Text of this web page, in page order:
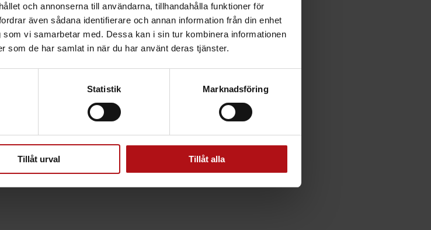
och annonserna till användarna, tillhandahålla funktioner för
även sådana identifierare och annan information från din enhet
vi samarbetar med. Dessa kan i sin tur kombinera informationen
som de har samlat in när du har använt deras tjänster.
Statistik Marknadsföring
Tillåt urval Tillåt alla